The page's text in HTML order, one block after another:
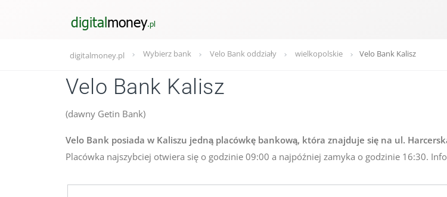
digitalmoney.pl Wybierz bank Velo Bank oddziały wielkopolskie Velo Bank Kalisz
Velo Bank Kalisz
(dawny Getin Bank)
Velo Bank posiada w Kaliszu jedną placówkę bankową, która znajduje się na ul.
Placówka najszybciej otwiera się o godzinie 09:00 a najpóźniej zamyka o godzinie 16:30.